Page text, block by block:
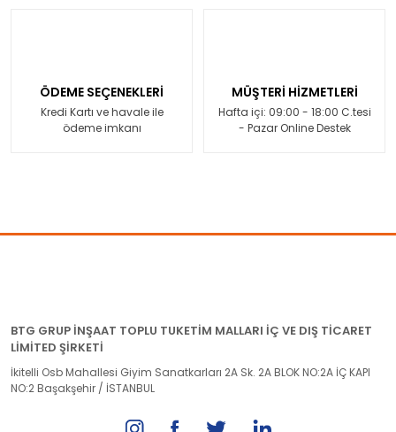
ÖDEME SEÇENEKLERİ
Kredi Kartı ve havale ile
ödeme imkanı
MÜŞTERİ HİZMETLERİ
Hafta içi: 09:00 - 18:00 C.tesi
- Pazar Online Destek
BTG GRUP İNŞAAT TOPLU TUKETİM MALLARI İÇ VE DIŞ TİCARET
LİMİTED ŞİRKETİ
İkitelli Osb Mahallesi Giyim Sanatkarları 2A Sk. 2A BLOK NO:2A İÇ KAPI
NO:2 Başakşehir / İSTANBUL